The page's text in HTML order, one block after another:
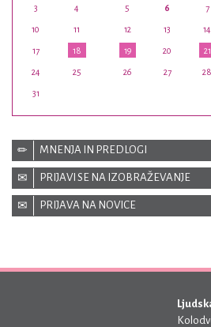
3 4 5 6 7
10 11 12 13 14
17 18 19 20 21
24 25 26 27 28
31
MNENJA IN PREDLOGI
PRIJAVI SE NA IZOBRAŽEVANJE
PRIJAVA NA NOVICE